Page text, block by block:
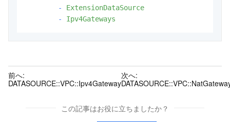
-
ExtensionDataSource
-
Ipv4Gateways
前へ:
DATASOURCE::VPC::Ipv4Gateway
次へ:
この記事はお役に立ちましたか？